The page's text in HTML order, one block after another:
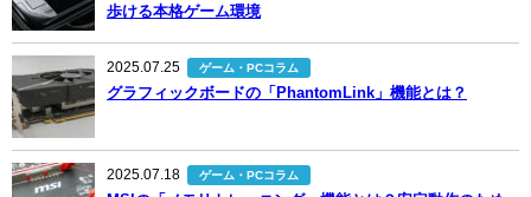
歩ける本格ゲーム環境
2025.07.25 ゲーム・PCコラム
グラフィックボードの「PhantomLink」機能とは？
2025.07.18 ゲーム・PCコラム